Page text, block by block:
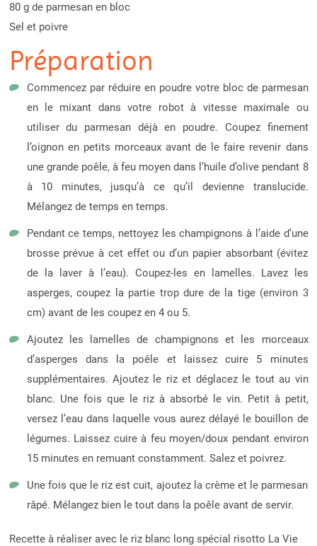
80 g de parmesan en bloc
Sel et poivre
Préparation
Commencez par réduire en poudre votre bloc de parmesan
en le mixant dans votre robot à vitesse maximale ou
utiliser du parmesan déjà en poudre. Coupez finement
l’oignon en petits morceaux avant de le faire revenir dans
une grande poêle, à feu moyen dans l’huile d’olive pendant 8
à 10 minutes, jusqu’à ce qu’il devienne translucide.
Mélangez de temps en temps.
Pendant ce temps, nettoyez les champignons à l’aide d’une
brosse prévue à cet effet ou d’un papier absorbant (évitez
de la laver à l’eau). Coupez-les en lamelles. Lavez les
asperges, coupez la partie trop dure de la tige (environ 3
cm) avant de les coupez en 4 ou 5.
Ajoutez les lamelles de champignons et les morceaux
d’asperges dans la poêle et laissez cuire 5 minutes
supplémentaires. Ajoutez le riz et déglacez le tout au vin
blanc. Une fois que le riz à absorbé le vin. Petit à petit,
versez l’eau dans laquelle vous aurez délayé le bouillon de
légumes. Laissez cuire à feu moyen/doux pendant environ
15 minutes en remuant constamment. Salez et poivrez.
Une fois que le riz est cuit, ajoutez la crème et le parmesan
râpé. Mélangez bien le tout dans la poêle avant de servir.
Recette à réaliser avec le riz blanc long spécial risotto La Vie